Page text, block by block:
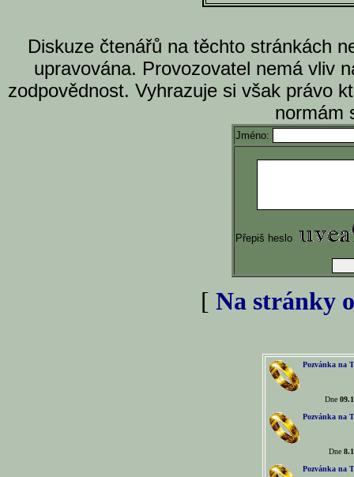
Diskuze čtenářů na těchto stránkách
upravována. Provozovatel nemá vliv
zodpovědnost. Vyhrazuje si však právo
normám
Jméno:
Přepiš heslo
[ Na stránky
Pozvánka na
Dne
Pozvánka na
Dne
Pozvánka na